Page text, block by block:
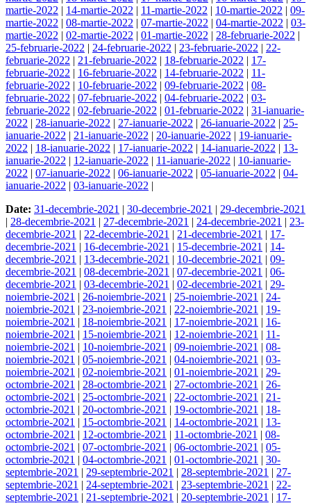
martie-2022 | 14-martie-2022 | 11-martie-2022 | 10-martie-2022 | 09-
martie-2022 | 08-martie-2022 | 07-martie-2022 | 04-martie-2022 | 03-
martie-2022 | 02-martie-2022 | 01-martie-2022 | 28-februarie-2022 |
25-februarie-2022 | 24-februarie-2022 | 23-februarie-2022 | 22-
februarie-2022 | 21-februarie-2022 | 18-februarie-2022 | 17-
februarie-2022 | 16-februarie-2022 | 14-februarie-2022 | 11-
februarie-2022 | 10-februarie-2022 | 09-februarie-2022 | 08-
februarie-2022 | 07-februarie-2022 | 04-februarie-2022 | 03-
februarie-2022 | 02-februarie-2022 | 01-februarie-2022 | 31-ianuarie-
2022 | 28-ianuarie-2022 | 27-ianuarie-2022 | 26-ianuarie-2022 | 25-
ianuarie-2022 | 21-ianuarie-2022 | 20-ianuarie-2022 | 19-ianuarie-
2022 | 18-ianuarie-2022 | 17-ianuarie-2022 | 14-ianuarie-2022 | 13-
ianuarie-2022 | 12-ianuarie-2022 | 11-ianuarie-2022 | 10-ianuarie-
2022 | 07-ianuarie-2022 | 06-ianuarie-2022 | 05-ianuarie-2022 | 04-
ianuarie-2022 | 03-ianuarie-2022 |
Date: 31-decembrie-2021 | 30-decembrie-2021 | 29-decembrie-2021
| 28-decembrie-2021 | 27-decembrie-2021 | 24-decembrie-2021 | 23-
decembrie-2021 | 22-decembrie-2021 | 21-decembrie-2021 | 17-
decembrie-2021 | 16-decembrie-2021 | 15-decembrie-2021 | 14-
decembrie-2021 | 13-decembrie-2021 | 10-decembrie-2021 | 09-
decembrie-2021 | 08-decembrie-2021 | 07-decembrie-2021 | 06-
decembrie-2021 | 03-decembrie-2021 | 02-decembrie-2021 | 29-
noiembrie-2021 | 26-noiembrie-2021 | 25-noiembrie-2021 | 24-
noiembrie-2021 | 23-noiembrie-2021 | 22-noiembrie-2021 | 19-
noiembrie-2021 | 18-noiembrie-2021 | 17-noiembrie-2021 | 16-
noiembrie-2021 | 15-noiembrie-2021 | 12-noiembrie-2021 | 11-
noiembrie-2021 | 10-noiembrie-2021 | 09-noiembrie-2021 | 08-
noiembrie-2021 | 05-noiembrie-2021 | 04-noiembrie-2021 | 03-
noiembrie-2021 | 02-noiembrie-2021 | 01-noiembrie-2021 | 29-
octombrie-2021 | 28-octombrie-2021 | 27-octombrie-2021 | 26-
octombrie-2021 | 25-octombrie-2021 | 22-octombrie-2021 | 21-
octombrie-2021 | 20-octombrie-2021 | 19-octombrie-2021 | 18-
octombrie-2021 | 15-octombrie-2021 | 14-octombrie-2021 | 13-
octombrie-2021 | 12-octombrie-2021 | 11-octombrie-2021 | 08-
octombrie-2021 | 07-octombrie-2021 | 06-octombrie-2021 | 05-
octombrie-2021 | 04-octombrie-2021 | 01-octombrie-2021 | 30-
septembrie-2021 | 29-septembrie-2021 | 28-septembrie-2021 | 27-
septembrie-2021 | 24-septembrie-2021 | 23-septembrie-2021 | 22-
septembrie-2021 | 21-septembrie-2021 | 20-septembrie-2021 | 17-